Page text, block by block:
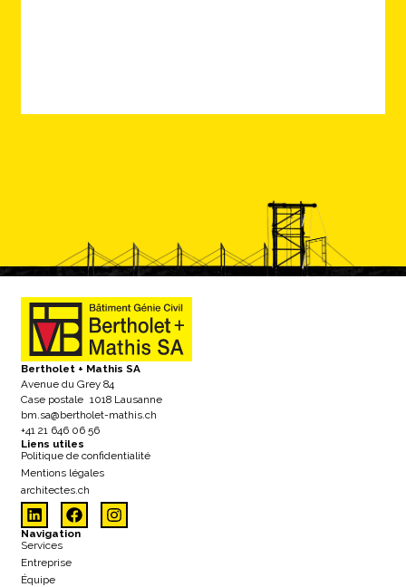
Bertholet + Mathis SA
Avenue du Grey 84
Case postale 1018 Lausanne
bm.sa@bertholet-mathis.ch
+41 21 646 06 56
Liens utiles
Politique de confidentialité
Mentions légales
architectes.ch
Navigation
Services
Entreprise
Équipe